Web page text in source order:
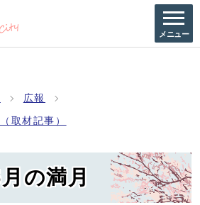
メニュー
広報
取材記事）
の満月